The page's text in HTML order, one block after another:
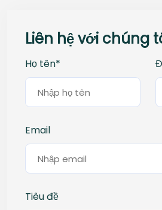
Liên hệ với chúng
Họ tên*
Email
Tiêu đề